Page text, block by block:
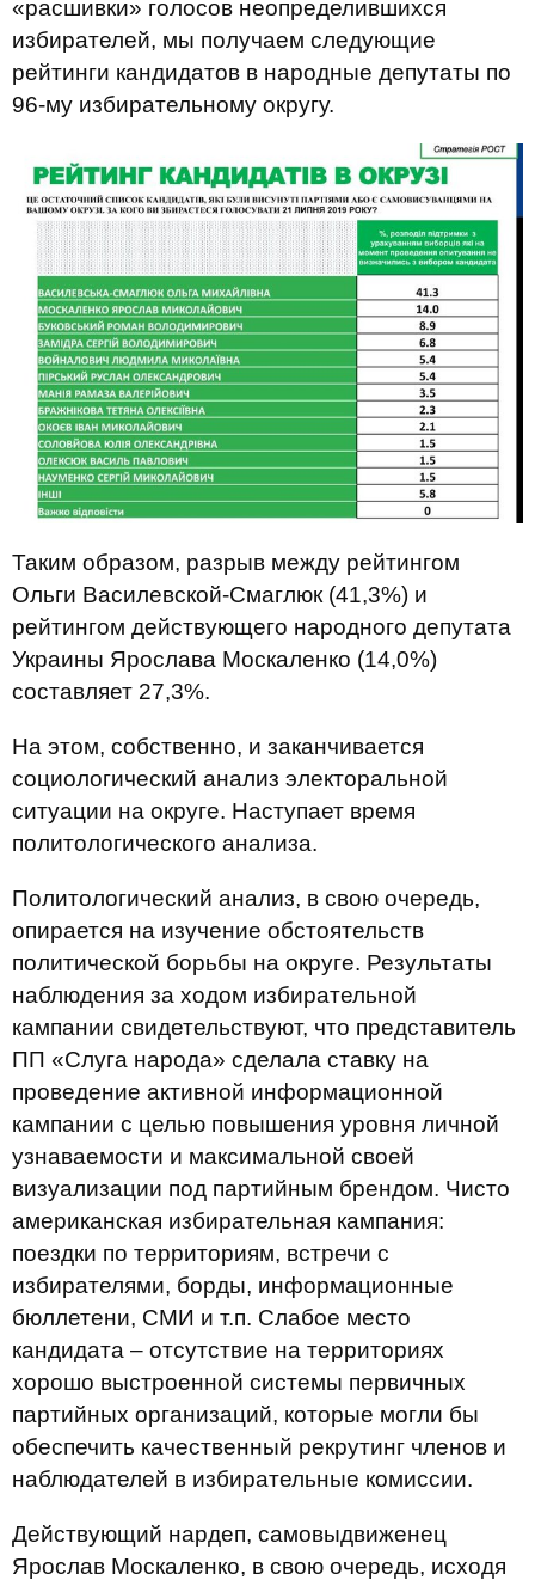
«расшивки» голосов неопределившихся
избирателей, мы получаем следующие
рейтинги кандидатов в народные депутаты по
96-му избирательному округу.
Таким образом, разрыв между рейтингом
Ольги Василевской-Смаглюк (41,3%) и
рейтингом действующего народного депутата
Украины Ярослава Москаленко (14,0%)
составляет 27,3%.
На этом, собственно, и заканчивается
социологический анализ электоральной
ситуации на округе. Наступает время
политологического анализа.
Политологический анализ, в свою очередь,
опирается на изучение обстоятельств
политической борьбы на округе. Результаты
наблюдения за ходом избирательной
кампании свидетельствуют, что представитель
ПП «Слуга народа» сделала ставку на
проведение активной информационной
кампании с целью повышения уровня личной
узнаваемости и максимальной своей
визуализации под партийным брендом. Чисто
американская избирательная кампания:
поездки по территориям, встречи с
избирателями, борды, информационные
бюллетени, СМИ и т.п. Слабое место
кандидата – отсутствие на территориях
хорошо выстроенной системы первичных
партийных организаций, которые могли бы
обеспечить качественный рекрутинг членов и
наблюдателей в избирательные комиссии.
Действующий нардеп, самовыдвиженец
Ярослав Москаленко, в свою очередь, исходя